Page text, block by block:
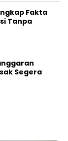
Fakta
Tanpa
Segera